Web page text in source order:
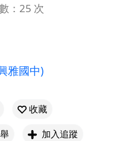
：25 次
雅國中)
收藏
加入追蹤